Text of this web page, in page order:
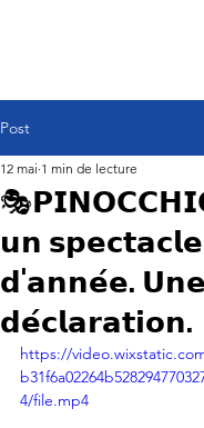
Post
𝘂𝗻
𝗱'𝗮𝗻𝗻𝗲́𝗲. 𝗨𝗻𝗲
𝗱𝗲́𝗰𝗹𝗮𝗿𝗮𝘁𝗶𝗼𝗻.
12 mai 1 min de lecture
https://
4/file.mp4